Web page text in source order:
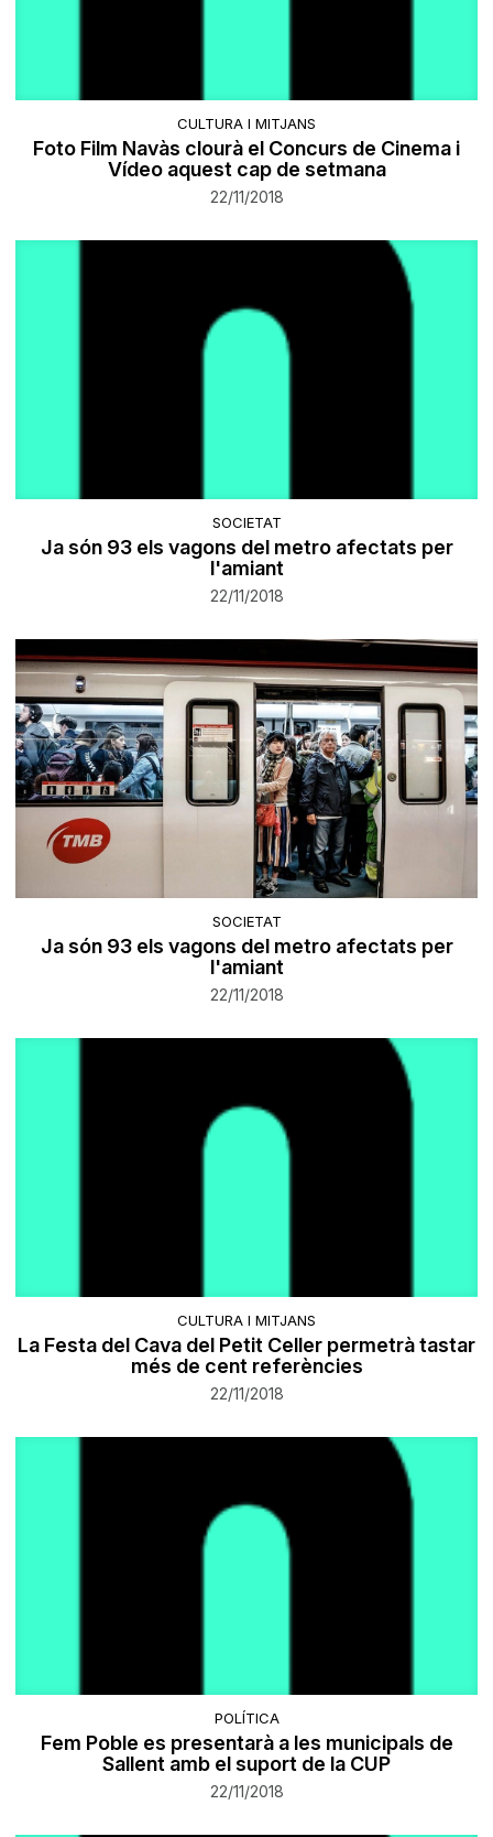
CULTURA I MITJANS
Foto Film Navàs clourà el Concurs de Cinema i
Vídeo aquest cap de setmana
22/11/2018
SOCIETAT
Ja són 93 els vagons del metro afectats per
l'amiant
22/11/2018
SOCIETAT
Ja són 93 els vagons del metro afectats per
l'amiant
22/11/2018
CULTURA I MITJANS
La Festa del Cava del Petit Celler permetrà tastar
més de cent referències
22/11/2018
POLÍTICA
Fem Poble es presentarà a les municipals de
Sallent amb el suport de la CUP
22/11/2018